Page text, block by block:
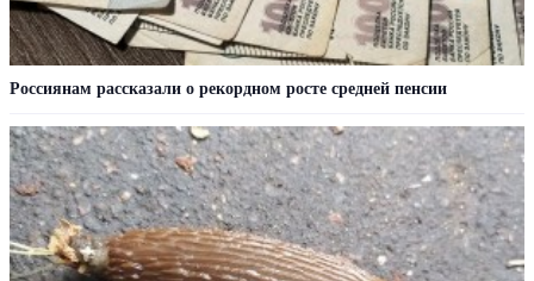
Россиянам рассказали о рекордном росте средней пенсии